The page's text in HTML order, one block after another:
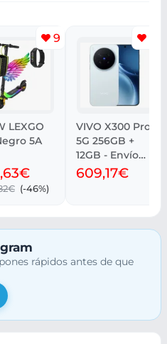
9
LEXGO
5A
(-46%)
VIVO X300 Pro
5G 256GB +
12GB - Envío
desde España
609,17€
rápidos antes de que